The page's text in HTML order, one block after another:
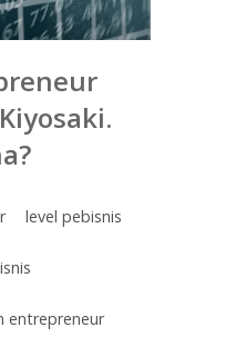
level pebisnis
entrepreneur